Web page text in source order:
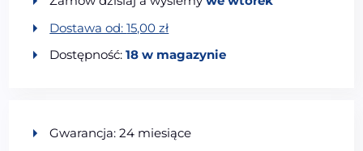
Dostawa od:15,00zł
Dostępność:18 w magazynie
Gwarancja: 24 miesiące